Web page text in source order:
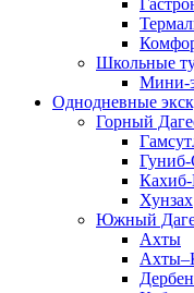
Школьные
Мини-
Однодневные
Горный
Гуниб-
Кахиб-
Хунзах
Южный
Ахты